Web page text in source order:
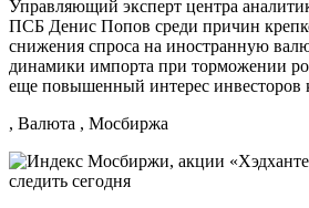
Управляющий эксперт центра
ПСБ Денис Попов среди причин
снижения спроса на иностранную
динамики импорта при торможении
еще повышенный интерес инвесторов
, Валюта , Мосбиржа